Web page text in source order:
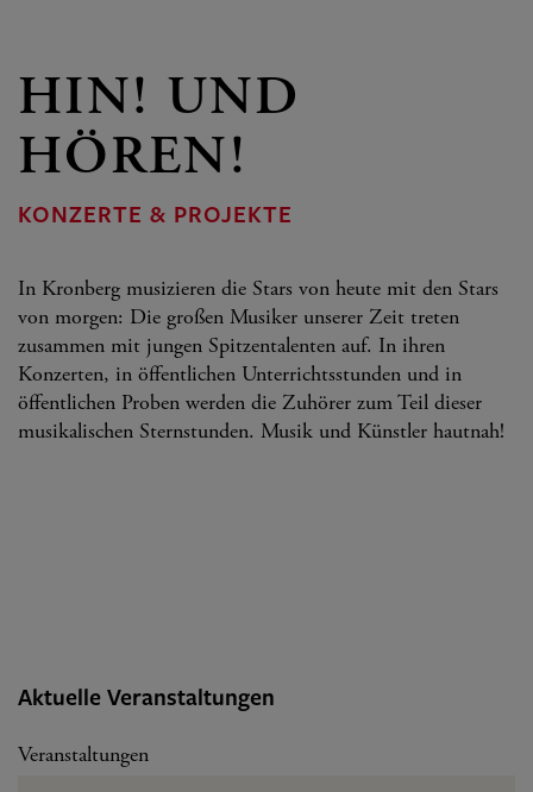
HIN! UND
HÖREN!
KONZERTE & PROJEKTE
In Kronberg musizieren die Stars von heute mit den Stars
von morgen: Die großen Musiker unserer Zeit treten
zusammen mit jungen Spitzentalenten auf. In ihren
Konzerten, in öffentlichen Unterrichtsstunden und in
öffentlichen Proben werden die Zuhörer zum Teil dieser
musikalischen Sternstunden. Musik und Künstler hautnah!
Aktuelle Veranstaltungen
Veranstaltungen